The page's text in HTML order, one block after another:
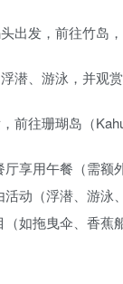
出发，前往竹岛
潜、游泳，并观
前往珊瑚岛（
厅享用午餐（需额
动（浮潜、游泳
如拖曳伞、香蕉